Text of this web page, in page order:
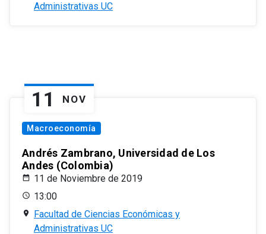
Administrativas UC
11 NOV
Macroeconomía
Andrés Zambrano, Universidad de Los
Andes (Colombia)
11 de Noviembre de 2019
13:00
Facultad de Ciencias Económicas y
Administrativas UC